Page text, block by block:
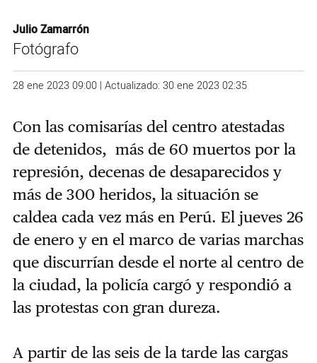
Julio Zamarrón
Fotógrafo
28 ene 2023 09:00 | Actualizado: 30 ene 2023 02:35
Con las comisarías del centro atestadas
de detenidos, más de 60 muertos por la
represión, decenas de desaparecidos y
más de 300 heridos, la situación se
caldea cada vez más en Perú. El jueves 26
de enero y en el marco de varias marchas
que discurrían desde el norte al centro de
la ciudad, la policía cargó y respondió a
las protestas con gran dureza.
A partir de las seis de la tarde las cargas